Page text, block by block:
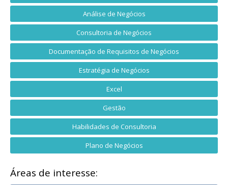
Análise de Negócios
Consultoria de Negócios
Documentação de Requisitos de Negócios
Estratégia de Negócios
Excel
Gestão
Habilidades de Consultoria
Plano de Negócios
Áreas de interesse: